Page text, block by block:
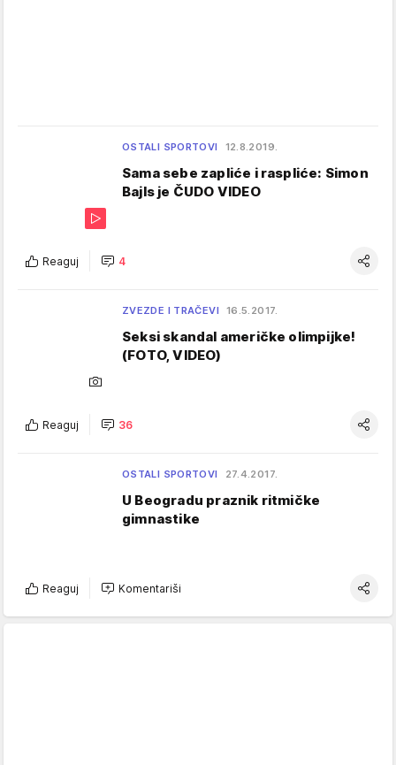
OSTALI SPORTOVI 12.8.2019.
Sama sebe zapliće i raspliće: Simon
Bajls je ČUDO VIDEO
Reaguj 4
ZVEZDE I TRAČEVI 16.5.2017.
Seksi skandal američke olimpijke!
(FOTO, VIDEO)
Reaguj 36
OSTALI SPORTOVI 27.4.2017.
U Beogradu praznik ritmičke
gimnastike
Reaguj Komentariši